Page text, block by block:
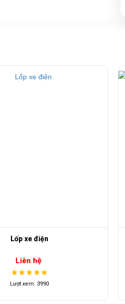
Lốp xe điện
Liên hệ
Lượt xem: 3990